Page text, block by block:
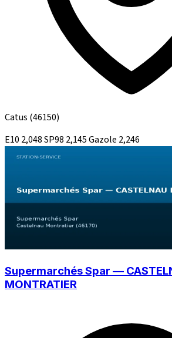
Catus (46150)
E10 2,048SP98 2,145Gazole 2,246
Supermarchés Spar —
MONTRATIER